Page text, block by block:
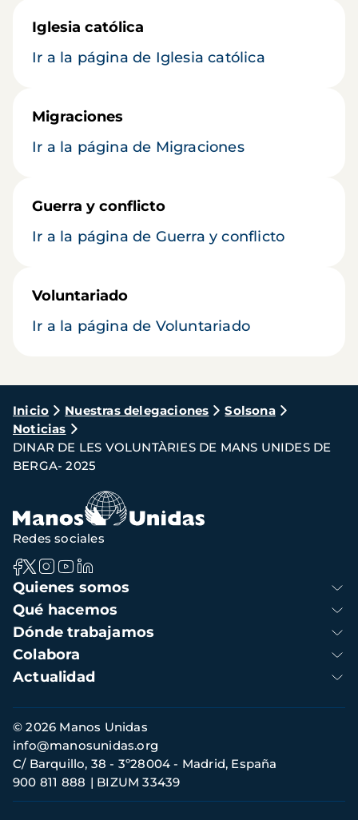
Iglesia católica
Ir a la página de Iglesia católica
Migraciones
Ir a la página de Migraciones
Guerra y conflicto
Ir a la página de Guerra y conflicto
Voluntariado
Ir a la página de Voluntariado
Ruta
de
navegación
Inicio Nuestras delegaciones
Solsona
Noticias
DINAR DE LES VOLUNTÀRIES DE MANS UNIDES DE
BERGA- 2025
Navegación
principal
Quienes somos
Qué hacemos
Dónde trabajamos
Colabora
Actualidad
Redes sociales
Información
de
contacto
© 2026 Manos Unidas
C/ Barquillo, 38 - 3º28004 - Madrid, España
900 811 888
BIZUM 33439
info@manosunidas.org